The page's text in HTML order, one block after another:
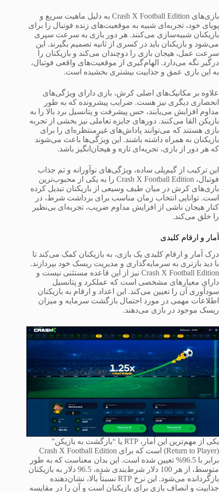
بازی‌های Crash X Football Edition به دلیل ماهیت سریع و
پویای خود، تجربه‌ای شبیه به موقعیت‌های زنده فوتبال را برای
بازیکنان شبیه‌سازی می‌کنند. هر دور بازی به سرعت سپری
می‌شود و بازیکنان باید در کسری از ثانیه تصمیم بگیرند. این
سرعت عمل، هیجان بازی را دوچندان می‌کند و بازیکنان را
درگیر نگه می‌دارد. الهام‌گیری از موقعیت‌های واقعی فوتبال،
به این بازی عمق و جذابیت بیشتری بخشیده است.
علاوه بر مکانیک‌های اصلی کرش، بازی دارای ویژگی‌های
انحصاری دیگری نیز هست. ضرایب پیشرونده که به طور
مداوم افزایش می‌یابند، حس پیشرفت و پتانسیل برد بالا را به
بازیکن القا می‌کنند. دورهای جایزه تعاملی نیز بخشی از تجربه
بازی هستند که می‌توانند پاداش‌های غیرمنتظره‌ای را برای
بازیکنان به همراه داشته باشند. این ویژگی‌ها باعث می‌شوند
که هر دور از بازی، تجربه‌ای تازه و هیجان‌انگیز باشد.
این ترکیب از گیم‌پلی ساده، ویژگی‌های نوآورانه و تم جذاب
فوتبال، Crash X Football Edition را به یکی از محبوب‌ترین
بازی‌های کرش در میان طیف وسیعی از بازیکنان تبدیل کرده
است. توانایی انتخاب زمان مناسب برای برداشت شرط، در
کنار هیجان ناشی از افزایش مداوم ضریب، تجربه‌ای بی‌نظیر
را خلق می‌کند.
آمار و ارقام کلیدی
درک آمار و ارقام کلیدی یک بازی، به بازیکنان کمک می‌کند تا
با دید بازتری به سرمایه‌گذاری و مدیریت ریسک خود بپردازند.
Crash X Football Edition نیز از این قاعده مستثنی نیست و
دارای معیارهای مشخصی است که عملکرد و پتانسیل
سودآوری آن را تعیین می‌کند. این اعداد و ارقام به بازیکنان
اطلاعات مهمی در مورد احتمال بازگشت سرمایه و میزان
ریسک موجود در بازی می‌دهند.
یکی از مهم‌ترین این آمار، RTP یا “بازگشت به بازیکن”
(Return to Player) است که برای Crash X Football Edition
برابر با 96.5% تعیین شده است. این بدان معناست که به طور
متوسط، از هر 100 دلار شرط‌بندی شده، 96.5 دلار به بازیکنان
بازگردانده می‌شود. این نرخ RTP نسبتاً بالا، نشان‌دهنده
جذابیت و انصاف بازی برای بازیکنان است و آن را در مقایسه